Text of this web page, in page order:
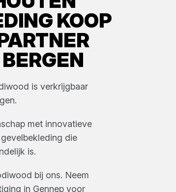
KOOP
is verkrijgbaar
.
met innovatieve
die
is.
bij ons. Neem
in Gennep voor